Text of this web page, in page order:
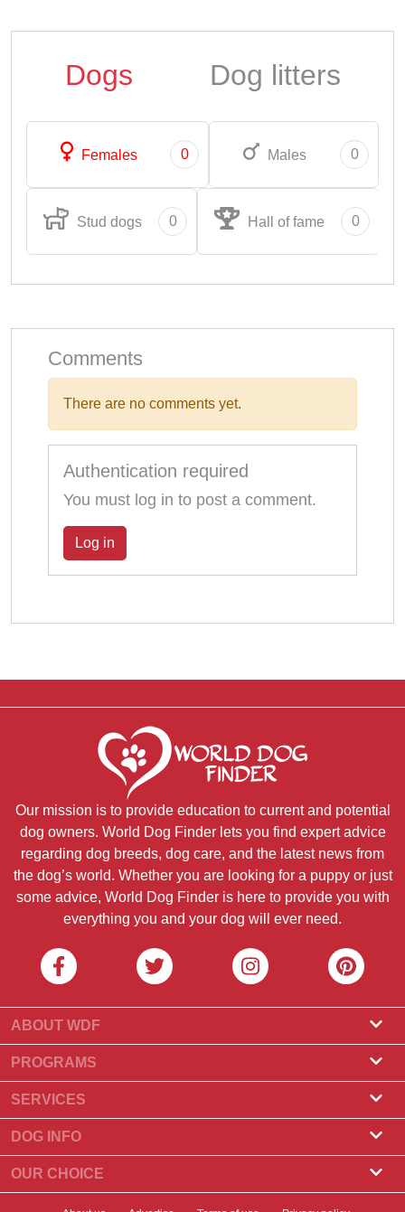
Dogs Dog litters
Females 0 Males 0
Stud dogs 0 Hall of fame 0
Comments
There are no comments yet.
Authentication required
You must log in to post a comment.
Log in
Our mission is to provide education to current and potential
dog owners. World Dog Finder lets you find expert advice
regarding dog breeds, dog care, and the latest news from
the dog’s world. Whether you are looking for a puppy or just
some advice, World Dog Finder is here to provide you with
everything you and your dog will ever need.
ABOUT WDF
About Us
What Is World Dog Finder
What associations do we accept?
Contact Us
Our Partners
Newsletter
PROGRAMS
Breeder Program
Groomer Program
SERVICES
Find a Breeder
Puppies for Sale
Find a Litter
DOG INFO
Dog Breeds
Top Stories
OUR CHOICE